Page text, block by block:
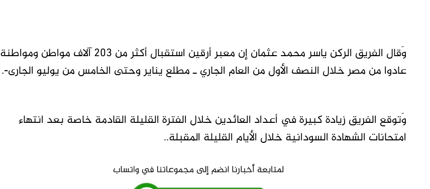
وَقال الفريق الركن ياسر محمد عثمان إن معبر أرقين استقبال أكثر من 203 آلاف مواطن ومواطنة
عادوا من مصر خلال النصف الأول من العام الجاري ـ مطلع يناير وحتى الخامس من يوليو الجارى-.
وَتوقع الفريق زيادة كبيرة في أعداد العائدين خلال الفترة القليلة القادمة خاصة بعد انتهاء
امتحانات الشهادة السودانية خلال الأيام القليلة المقبلة..